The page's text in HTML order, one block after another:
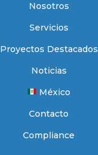
Nosotros
Servicios
Proyectos Destacados
Noticias
México
Contacto
Compliance